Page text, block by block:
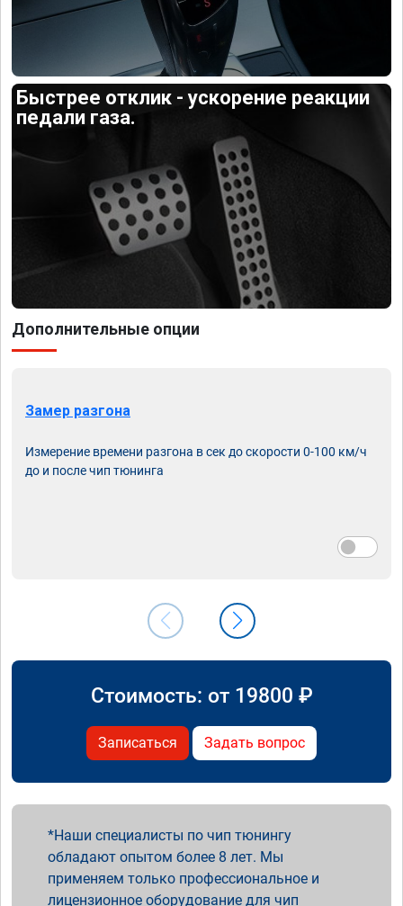
Быстрее отклик - ускорение реакции
педали газа.
Дополнительные опции
Замер разгона
Измерение времени разгона в сек до скорости 0-100 км/ч
до и после чип тюнинга
Стоимость: от 19800 ₽
Записаться Задать вопрос
Наши специалисты по чип тюнингу
обладают опытом более 8 лет. Мы
применяем только профессиональное и
лицензионное оборудование для чип